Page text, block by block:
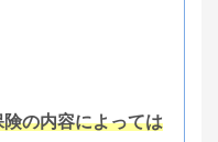
の内容によっては